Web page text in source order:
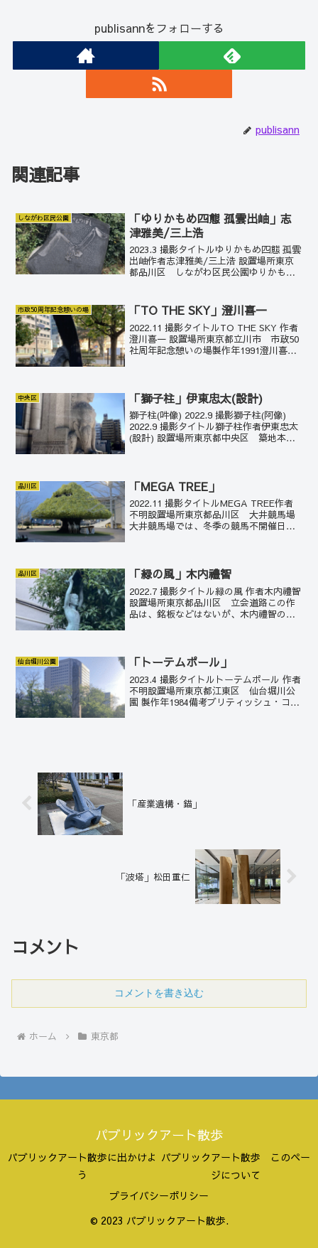
publisannをフォローする
publisann
関連記事
しながわ区民公園
「ゆりかもめ四態 孤雲出岫」志
津雅美/三上浩
2023.3 撮影タイトルゆりかもめ四態 孤雲
出岫作者志津雅美/三上浩 設置場所東京
都品川区 しながわ区民公園ゆりかもめ
の親柱に、陶淵明の漢詩が記されてい
る。ゆりか...
市政50周年記念憩いの場 「TO THE SKY」澄川喜一
2022.11 撮影タイトルTO THE SKY 作者
澄川喜一 設置場所東京都立川市 市政50
社周年記念憩いの場製作年1991澄川喜一
中央区 「獅子柱」伊東忠太(設計)
獅子柱(吽像) 2022.9 撮影獅子柱(阿像)
2022.9 撮影タイトル獅子柱作者伊東忠太
(設計) 設置場所東京都中央区 築地本願
品川区 「MEGA TREE」
2022.11 撮影タイトルMEGA TREE作者
不明設置場所東京都品川区 大井競馬場
大井競馬場では、冬季の競馬不開催日を
れ、光...
品川区 「緑の風」木内禮智
2022.7 撮影タイトル緑の風 作者木内禮智
設置場所東京都品川区 立会道路この作
品は、銘板などはないが、木内禮智の
箇所で撮影して...
仙台堀川公園 「トーテムポール」
2023.4 撮影タイトルトーテムポール 作者
不明設置場所東京都江東区 仙台堀川公
園 製作年1984備考ブリティッシュ・コロ
「産業遺構・錨」
「波塔」松田重仁
コメント
コメントを書き込む
ホーム 東京都
パブリックアート散歩
パブリックアート散歩に出かけよ
う
パブリックアート散歩 このペー
ジについて
プライバシーポリシー
© 2023 パブリックアート散歩.